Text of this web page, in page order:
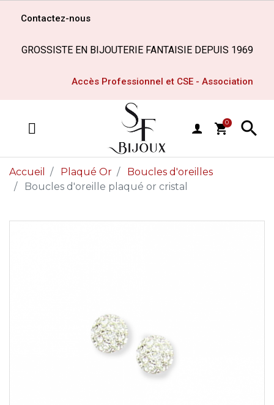
Contactez-nous
GROSSISTE EN BIJOUTERIE FANTAISIE DEPUIS 1969
Accès Professionnel et CSE - Association
shopping_cart
0 
Accueil Plaqué Or
Boucles d'oreilles
Boucles d'oreille plaqué or cristal